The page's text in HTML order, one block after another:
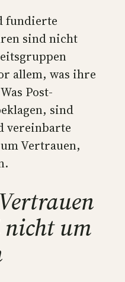
fundierte
sind nicht
allem, was ihre
Post-
sind
vereinbarte
Vertrauen,
um